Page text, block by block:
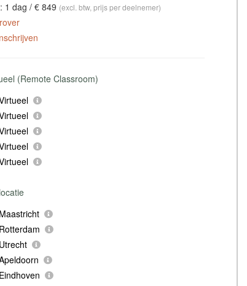
1 dag / € 849 (excl. btw, prijs per deelnemer)
(Remote Classroom)